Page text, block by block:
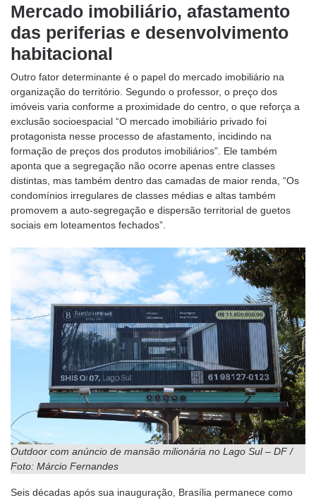
Mercado imobiliário, afastamento
das periferias e desenvolvimento
habitacional
Outro fator determinante é o papel do mercado imobiliário na
organização do território. Segundo o professor, o preço dos
imóveis varia conforme a proximidade do centro, o que reforça a
exclusão socioespacial “O mercado imobiliário privado foi
protagonista nesse processo de afastamento, incidindo na
formação de preços dos produtos imobiliários”. Ele também
aponta que a segregação não ocorre apenas entre classes
distintas, mas também dentro das camadas de maior renda, “Os
condomínios irregulares de classes médias e altas também
promovem a auto-segregação e dispersão territorial de guetos
sociais em loteamentos fechados”.
Outdoor com anúncio de mansão milionária no Lago Sul – DF /
Foto: Márcio Fernandes
Seis décadas após sua inauguração, Brasília permanece como